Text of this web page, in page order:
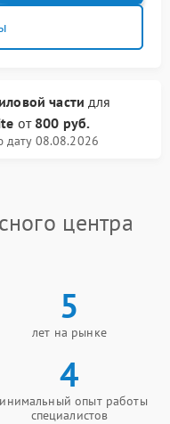
части для
от 800 руб.
дату 08.08.2026
центра
5
лет на рынке
4
опыт работы
специалистов